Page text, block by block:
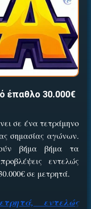
έπαθλο 30.000€
σε ένα τετράμηνο
σημασίας αγώνων.
βήμα βήμα τα
εντελώς
σε μετρητά.
εντελώς